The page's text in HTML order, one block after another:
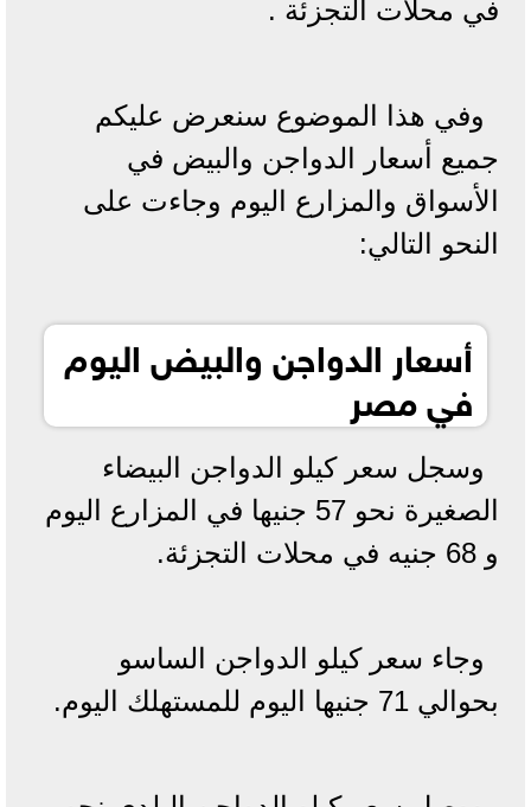
في محلات التجزئة .
وفي هذا الموضوع سنعرض عليكم
جميع أسعار الدواجن والبيض في
الأسواق والمزارع اليوم وجاءت على
النحو التالي:
أسعار الدواجن والبيض اليوم
في مصر
وسجل سعر كيلو الدواجن البيضاء
الصغيرة نحو 57 جنيها في المزارع اليوم
و 68 جنيه في محلات التجزئة.
وجاء سعر كيلو الدواجن الساسو
بحوالي 71 جنيها اليوم للمستهلك اليوم.